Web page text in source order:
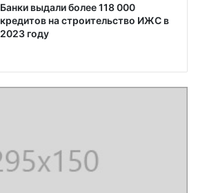
Банки выдали более 118 000
кредитов на строительство ИЖС в
2023 году